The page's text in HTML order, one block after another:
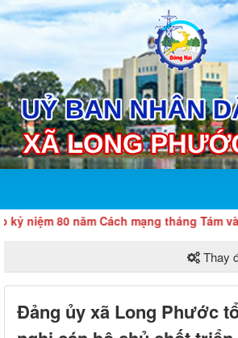
80 năm Cách mạng tháng Tám và Quốc
Thay
Đảng ủy xã Long Phước